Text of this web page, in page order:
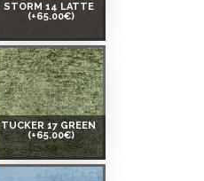
STORM 14 LATTE
(+65.00€)
TUCKER 17 GREEN
(+65.00€)